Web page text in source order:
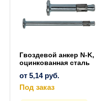
Гвоздевой анкер N-K,
оцинкованная сталь
от 5,14 руб.
Под заказ